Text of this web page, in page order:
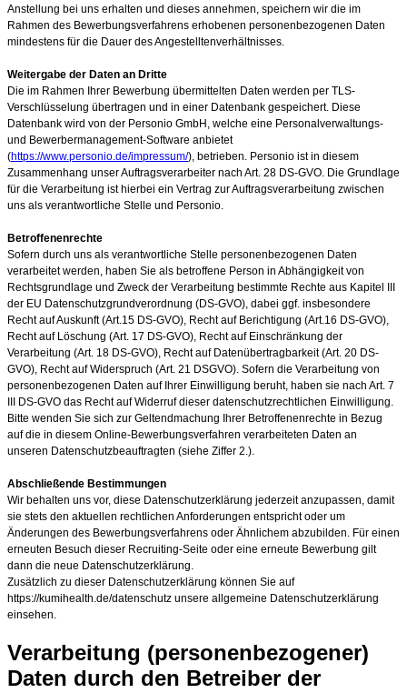
Anstellung bei uns erhalten und dieses annehmen, speichern wir die im
Rahmen des Bewerbungsverfahrens erhobenen personenbezogenen Daten
mindestens für die Dauer des Angestelltenverhältnisses.
Weitergabe der Daten an Dritte
Die im Rahmen Ihrer Bewerbung übermittelten Daten werden per TLS-
Verschlüsselung übertragen und in einer Datenbank gespeichert. Diese
Datenbank wird von der Personio GmbH, welche eine Personalverwaltungs-
und Bewerbermanagement-Software anbietet
(https://www.personio.de/impressum/), betrieben. Personio ist in diesem
Zusammenhang unser Auftragsverarbeiter nach Art. 28 DS-GVO. Die Grundlage
für die Verarbeitung ist hierbei ein Vertrag zur Auftragsverarbeitung zwischen
uns als verantwortliche Stelle und Personio.
Betroffenenrechte
Sofern durch uns als verantwortliche Stelle personenbezogenen Daten
verarbeitet werden, haben Sie als betroffene Person in Abhängigkeit von
Rechtsgrundlage und Zweck der Verarbeitung bestimmte Rechte aus Kapitel III
der EU Datenschutzgrundverordnung (DS-GVO), dabei ggf. insbesondere
Recht auf Auskunft (Art.15 DS-GVO), Recht auf Berichtigung (Art.16 DS-GVO),
Recht auf Löschung (Art. 17 DS-GVO), Recht auf Einschränkung der
Verarbeitung (Art. 18 DS-GVO), Recht auf Datenübertragbarkeit (Art. 20 DS-
GVO), Recht auf Widerspruch (Art. 21 DSGVO). Sofern die Verarbeitung von
personenbezogenen Daten auf Ihrer Einwilligung beruht, haben sie nach Art. 7
III DS-GVO das Recht auf Widerruf dieser datenschutzrechtlichen Einwilligung.
Bitte wenden Sie sich zur Geltendmachung Ihrer Betroffenenrechte in Bezug
auf die in diesem Online-Bewerbungsverfahren verarbeiteten Daten an
unseren Datenschutzbeauftragten (siehe Ziffer 2.).
Abschließende Bestimmungen
Wir behalten uns vor, diese Datenschutzerklärung jederzeit anzupassen, damit
sie stets den aktuellen rechtlichen Anforderungen entspricht oder um
Änderungen des Bewerbungsverfahrens oder Ähnlichem abzubilden. Für einen
erneuten Besuch dieser Recruiting-Seite oder eine erneute Bewerbung gilt
dann die neue Datenschutzerklärung.
Zusätzlich zu dieser Datenschutzerklärung können Sie auf
https://kumihealth.de/datenschutz unsere allgemeine Datenschutzerklärung
einsehen.
Verarbeitung (personenbezogener)
Daten durch den Betreiber der